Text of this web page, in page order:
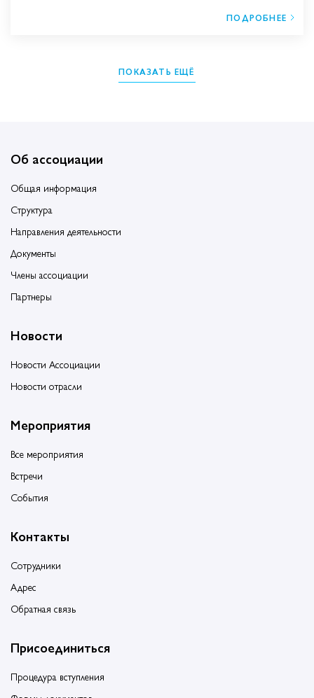
ПОДРОБНЕЕ
ПОКАЗАТЬ ЕЩЁ
Об ассоциации
Общая информация
Структура
Направления деятельности
Документы
Члены ассоциации
Партнеры
Новости
Новости Ассоциации
Новости отрасли
Мероприятия
Все мероприятия
Встречи
События
Контакты
Сотрудники
Адрес
Обратная связь
Присоединиться
Процедура вступления